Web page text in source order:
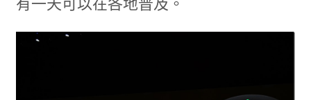
有一天可以在各地普及。